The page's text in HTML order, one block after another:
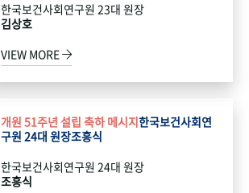
한국보건사회연구원 23대 원장
김상호
VIEW MORE
개원 51주년 설립 축하 메시지한국보건사회연
구원 24대 원장조흥식
한국보건사회연구원 24대 원장
조흥식